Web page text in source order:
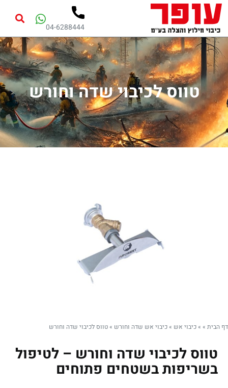
04-6288444
טווס לכיבוי שדה וחורש
דף הבית »
»כיבוי אש »כיבוי אש שדה וחורש »טווס לכיבוי שדה וחורש
טווס לכיבוי שדה וחורש – לטיפול
בשריפות בשטחים פתוחים